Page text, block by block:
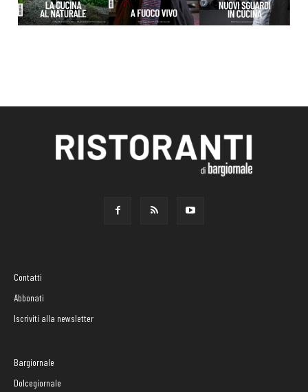
Contatti
Abbonati
Iscriviti alla newsletter
Bargiornale
Dolcegiornale